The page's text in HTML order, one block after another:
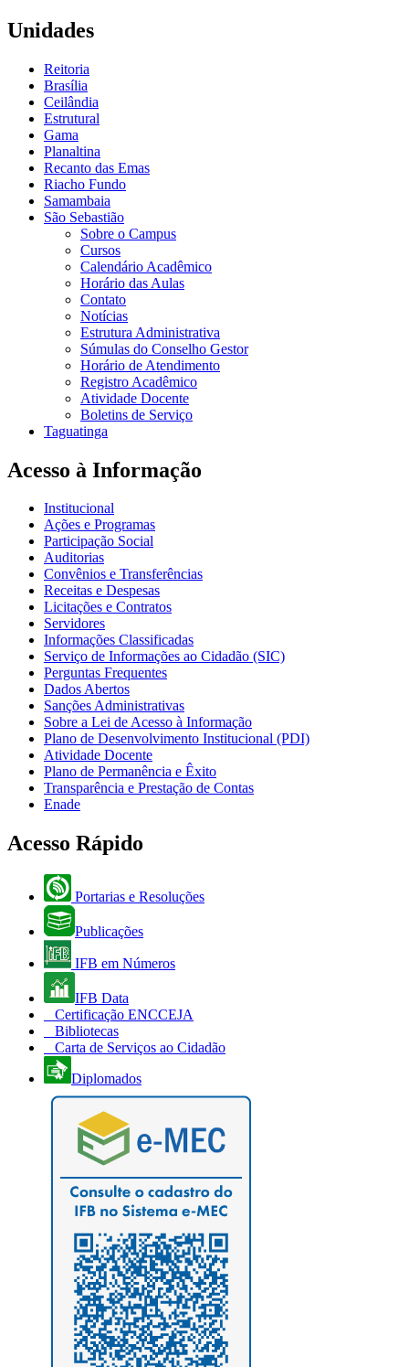
Unidades
Reitoria
Brasília
Ceilândia
Estrutural
Gama
Planaltina
Recanto das Emas
Riacho Fundo
Samambaia
São Sebastião
Sobre o Campus
Cursos
Calendário Acadêmico
Horário das Aulas
Contato
Notícias
Estrutura Administrativa
Súmulas do Conselho Gestor
Horário de Atendimento
Registro Acadêmico
Atividade Docente
Boletins de Serviço
Taguatinga
Acesso à Informação
Institucional
Ações e Programas
Participação Social
Auditorias
Convênios e Transferências
Receitas e Despesas
Licitações e Contratos
Servidores
Informações Classificadas
Serviço de Informações ao Cidadão (SIC)
Perguntas Frequentes
Dados Abertos
Sanções Administrativas
Sobre a Lei de Acesso à Informação
Plano de Desenvolvimento Institucional (PDI)
Atividade Docente
Plano de Permanência e Êxito
Transparência e Prestação de Contas
Enade
Acesso Rápido
Portarias e Resoluções
Publicações
IFB em Números
IFB Data
Certificação ENCCEJA
Bibliotecas
Carta de Serviços ao Cidadão
Diplomados